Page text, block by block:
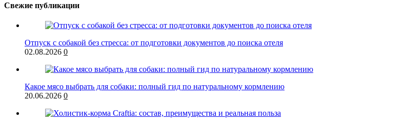
Свежие публикации
Отпуск с собакой без стресса: от подготовки документов до поиска отеля
02.08.2026 0
Какое мясо выбрать для собаки: полный гид по натуральному кормлению
20.06.2026 0